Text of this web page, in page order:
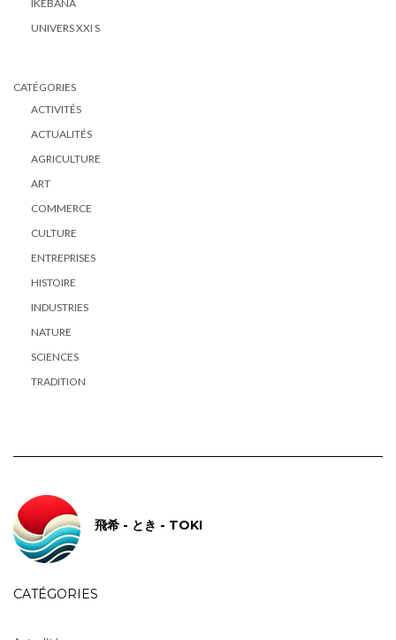
IKEBANA
UNIVERS XXI S
CATÉGORIES
ACTIVITÉS
ACTUALITÉS
AGRICULTURE
ART
COMMERCE
CULTURE
ENTREPRISES
HISTOIRE
INDUSTRIES
NATURE
SCIENCES
TRADITION
飛希 - とき - TOKI
CATÉGORIES